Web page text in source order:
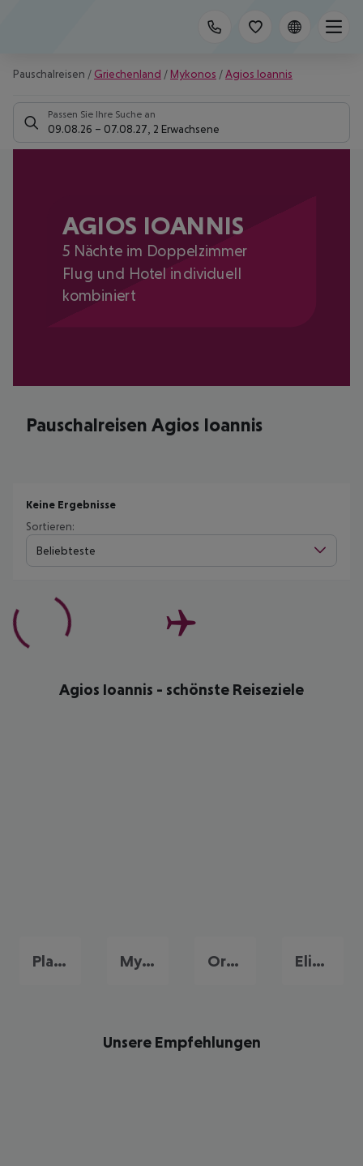
Pauschalreisen / Griechenland / Mykonos /Agios Ioannis
Passen Sie Ihre Suche an
09.08.26 – 07.08.27 2 Erwachsene
AGIOS IOANNIS
5 Nächte im Doppelzimmer
Flug und Hotel individuell
kombiniert
Pauschalreisen Agios Ioannis
Keine Ergebnisse
Sortieren:
Beliebteste
Agios Ioannis - schönste Reiseziele
Platys Gialos Mykonos Stadt Ornos Elia Beach
Unsere Empfehlungen